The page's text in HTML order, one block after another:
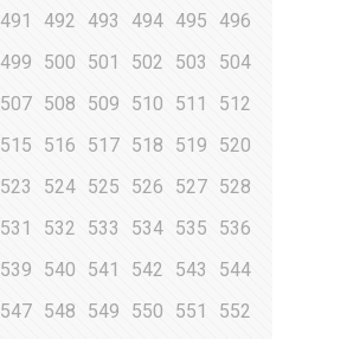
491 492 493 494 495
496
499 500 501 502 503
504
507 508 509 510 511
512
515 516 517 518 519
520
523 524 525 526 527 528
531 532 533 534 535
536
539 540 541 542 543
544
547 548 549 550 551
552